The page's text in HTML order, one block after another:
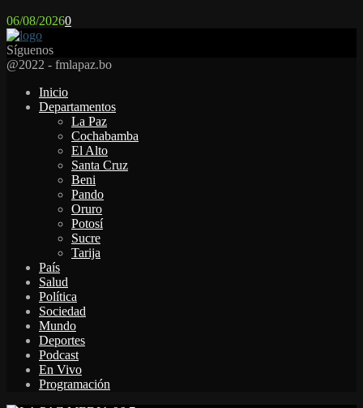
06/08/20260
Síguenos
Facebook
Twitter
Instagram
Youtube
Email
Twitch
Whatsapp
@2022 - fmlapaz.bo
Inicio
Departamentos
La Paz
Cochabamba
El Alto
Santa Cruz
Beni
Pando
Oruro
Potosí
Sucre
Tarija
País
Salud
Política
Sociedad
Mundo
Deportes
Podcast
En Vivo
Programación